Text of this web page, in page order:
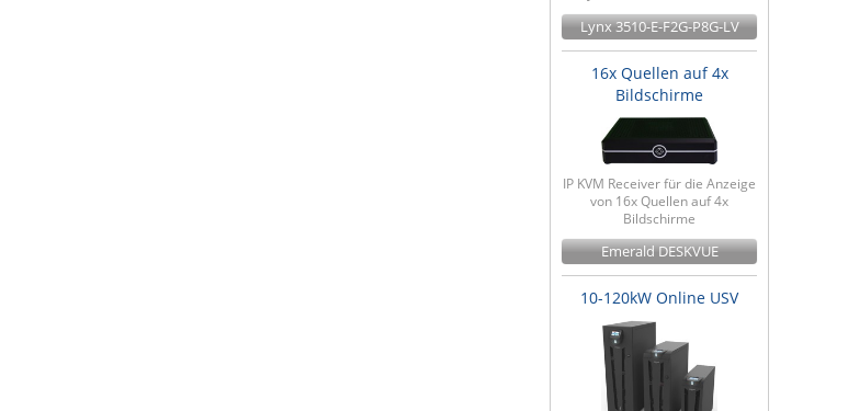
Lynx 3510-E-F2G-P8G-LV
16x Quellen auf 4x
Bildschirme
IP KVM Receiver für die Anzeige
von 16x Quellen auf 4x
Bildschirme
Emerald DESKVUE
10-120kW Online USV